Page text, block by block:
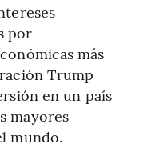
por
más
Trump
en un país
mayores
mundo.